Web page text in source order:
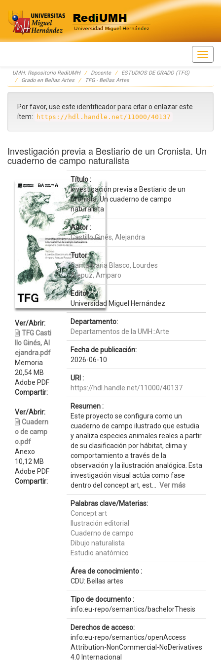
Skip
navigation
UMH: Repositorio RediUMH Docente
ESTUDIOS DE GRADO (TFG)
Grado en Bellas Artes
TFG - Bellas Artes
Por favor, use este identificador para citar o enlazar este
ítem:
https://hdl.handle.net/11000/40137
Investigación previa a Bestiario de un Cronista. Un
cuaderno de campo naturalista
Ver/Abrir:
TFG Casti
llo Ginés, Al
ejandra.pdf
Memoria
20,54 MB
Adobe PDF
Compartir:
Ver/Abrir:
Cuadern
o de camp
o.pdf
Anexo
10,12 MB
Adobe PDF
Compartir:
Título :
Investigación previa a Bestiario de un
Cronista. Un cuaderno de campo
naturalista
Autor :
Castillo Ginés, Alejandra
Tutor:
Santamaria Blasco, Lourdes
Alepuz, Amparo
Editor :
Universidad Miguel Hernández
Departamento:
Departamentos de la UMH::Arte
Fecha de publicación:
2026-06-10
URI :
https://hdl.handle.net/11000/40137
Resumen :
Este proyecto se configura como un
cuaderno de campo ilustrado que estudia
y analiza especies animales reales a partir
de su clasificación por hábitat, clima y
comportamiento a través de la
observación y la ilustración analógica. Esta
investigación visual actúa como fase
dentro del concept art, est... Ver más
Palabras clave/Materias:
Concept art
Ilustración editorial
Cuaderno de campo
Dibujo naturalista
Estudio anatómico
Área de conocimiento :
CDU: Bellas artes
Tipo de documento :
info:eu-repo/semantics/bachelorThesis
Derechos de acceso:
info:eu-repo/semantics/openAccess
Attribution-NonCommercial-NoDerivatives
4.0 Internacional